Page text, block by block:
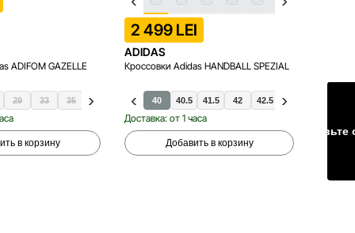
ADIFOM GAZELLE
29 33 35
в корзину
2 499 LEI
ADIDAS
Кроссовки Adidas HANDBALL SPEZIAL
40 40.5 41.5 42 42.5 43.5
Доставка: от 1 часа
Добавить в корзину
Оставьте